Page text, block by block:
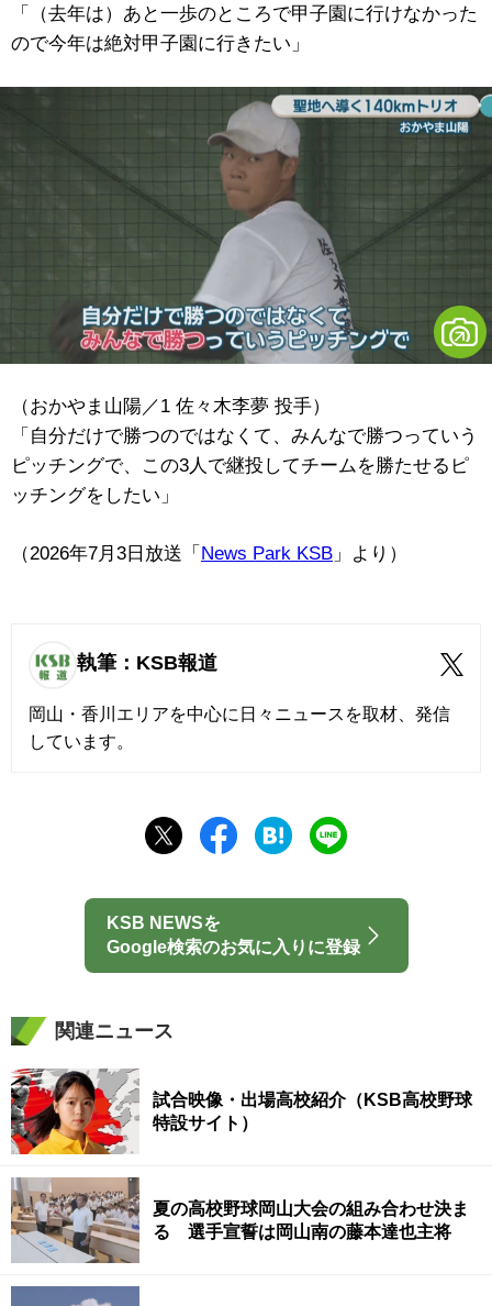
「（去年は）あと一歩のところで甲子園に行けなかった
ので今年は絶対甲子園に行きたい」
（おかやま山陽／1 佐々木李夢 投手）
「自分だけで勝つのではなくて、みんなで勝つっていう
ピッチングで、この3人で継投してチームを勝たせるピ
ッチングをしたい」
（2026年7月3日放送「 News Park KSB 」より）
執筆：KSB報道
岡山・香川エリアを中心に日々ニュースを取材、発信
しています。
KSB NEWSを
Google検索のお気に入りに登録
関連ニュース
試合映像・出場高校紹介（KSB高校野球
特設サイト）
夏の高校野球岡山大会の組み合わせ決ま
る 選手宣誓は岡山南の藤本達也主将